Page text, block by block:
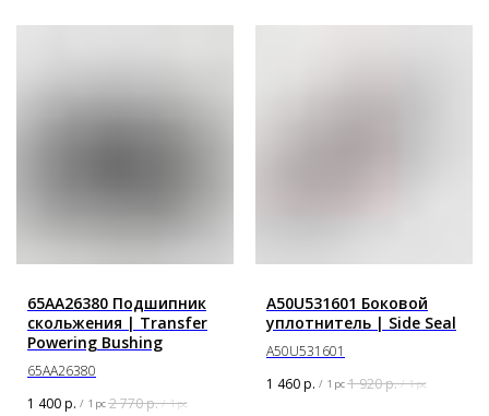
65AA26380 Подшипник
скольжения | Transfer
Powering Bushing
65AA26380
1 400р. / 1 pc 2 770р. / 1 pc
A50U531601 Боковой
уплотнитель | Side Seal
A50U531601
1 460р. / 1 pc 1 920р. / 1 pc